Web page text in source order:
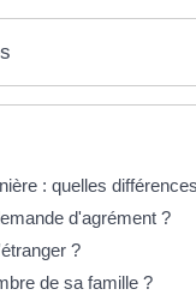
: quelles
d'agrément ?
?
de sa famille ?